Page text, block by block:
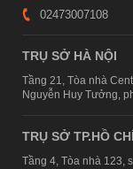
02473007108
TRỤ SỞ HÀ NỘI
Tầng 21, Tòa nhà
Nguyễn Huy Tưởng,
TRỤ SỞ TP.HỒ
Tầng 4, Tòa nhà 123,